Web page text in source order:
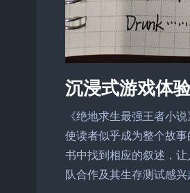
沉浸式游戏体
《绝地求生最强王者小
使读者似乎成为整个故
书中找到相应的叙述，
队合作及其生存测试感兴